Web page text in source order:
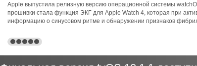
Apple выпустила релизную версию операционной системы
прошивки стала функция ЭКГ для Apple Watch 4, которая при
информацию о синусовом ритме и обнаружении признаков